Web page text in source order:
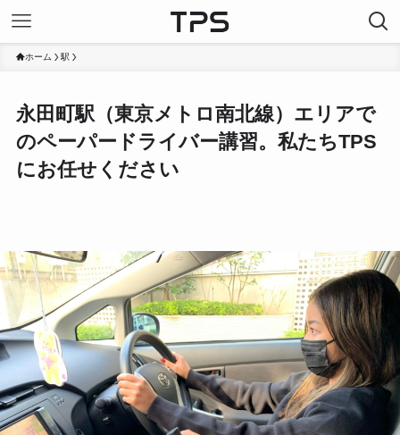
ホーム 駅
永田町駅（東京メトロ南北線）エリアで
のペーパードライバー講習。私たちTPS
にお任せください